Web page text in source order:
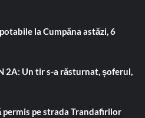
la Cumpăna astăzi, 6
2A: Un tir s-a răsturnat, șoferul,
pe strada Trandafirilor